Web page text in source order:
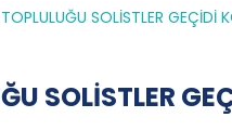
SOLİSTLER GEÇİDİ
SOLİSTLER